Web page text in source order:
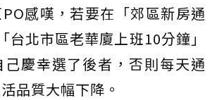
感嘆，若要在「郊區新房通
台北市區老華廈上班10分鐘」
慶幸選了後者，否則每天通
品質大幅下降。